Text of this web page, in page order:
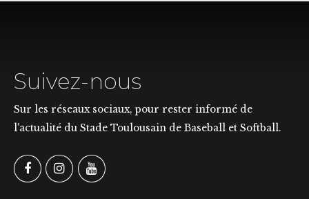
Suivez-nous
Sur les réseaux sociaux, pour rester informé de
l'actualité du Stade Toulousain de Baseball et Softball.